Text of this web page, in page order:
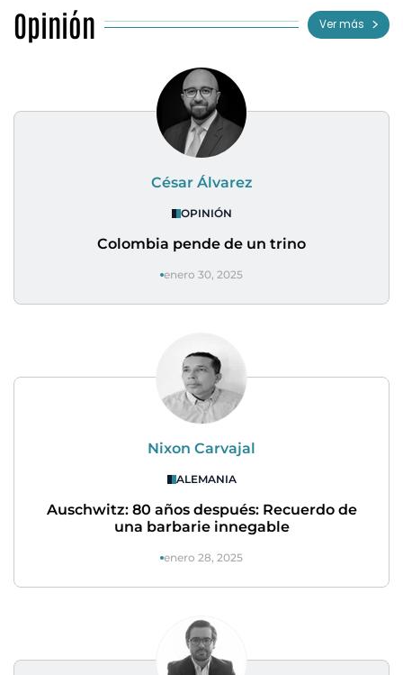
Opinión Ver más
César Álvarez
OPINIÓN
Colombia pende de un trino
enero 30, 2025
Nixon Carvajal
ALEMANIA
Auschwitz: 80 años después: Recuerdo de
una barbarie innegable
enero 28, 2025